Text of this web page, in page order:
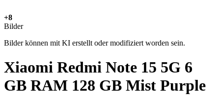
+8
Bilder
Bilder können mit KI erstellt oder modifiziert worden sein.
Xiaomi Redmi Note 15 5G 6
GB RAM 128 GB Mist Purple